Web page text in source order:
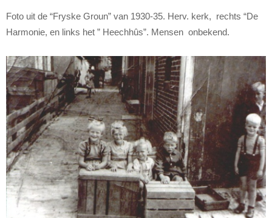
Foto uit de “Fryske Groun” van 1930-35. Herv. kerk, rechts “De
Harmonie, en links het ” Heechhûs”. Mensen onbekend.